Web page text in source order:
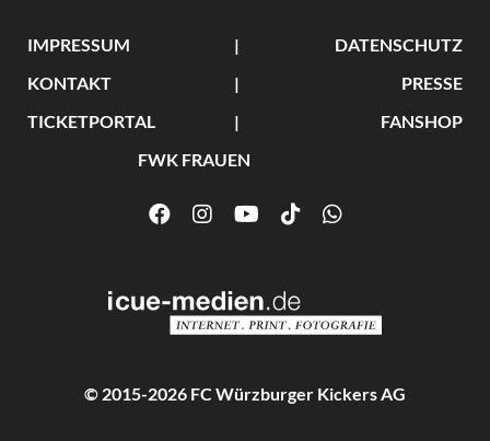
IMPRESSUM
DATENSCHUTZ
KONTAKT
PRESSE
TICKETPORTAL
FANSHOP
FWK FRAUEN
© 2015-2026 FC Würzburger Kickers AG